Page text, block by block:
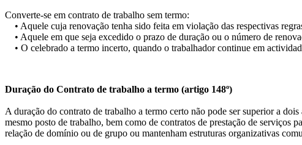
Converte-se em contrato de trabalho sem termo:
• Aquele cuja renovação tenha sido feita em violação das respectivas
• Aquele em que seja excedido o prazo de duração ou o número de
• O celebrado a termo incerto, quando o trabalhador continue em
Duração do Contrato de trabalho a termo (artigo 148º)
A duração do contrato de trabalho a termo certo não pode ser superior a
mesmo posto de trabalho, bem como de contratos de prestação de serviços
relação de domínio ou de grupo ou mantenham estruturas organizativas